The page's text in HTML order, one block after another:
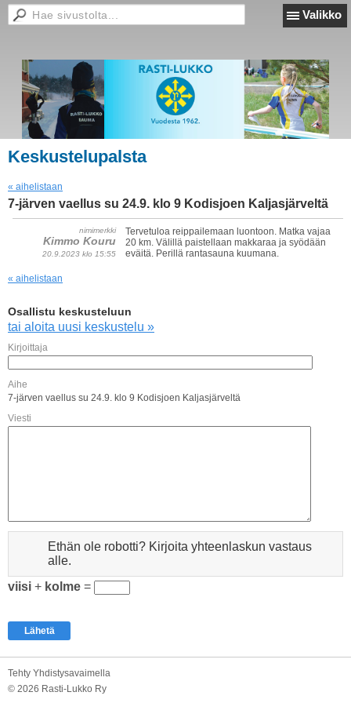
Valikko
Keskustelupalsta
« aihelistaan
7-järven vaellus su 24.9. klo 9 Kodisjoen Kaljasjärveltä
nimimerkki
Kimmo Kouru
20.9.2023 klo 15:55
Tervetuloa reippailemaan luontoon. Matka vajaa
20 km. Välillä paistellaan makkaraa ja syödään
eväitä. Perillä rantasauna kuumana.
« aihelistaan
Osallistu keskusteluun
tai aloita uusi keskustelu »
Kirjoittaja
Aihe
7-järven vaellus su 24.9. klo 9 Kodisjoen Kaljasjärveltä
Viesti
Ethän ole robotti? Kirjoita yhteenlaskun vastaus
alle.
viisi + kolme =
Tehty Yhdistysavaimella
© 2026 Rasti-Lukko Ry